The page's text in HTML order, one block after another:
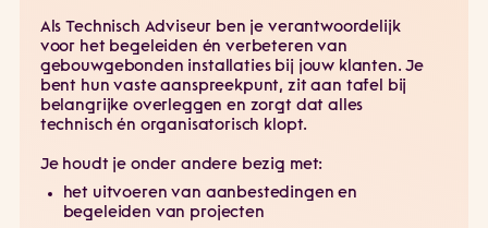
Als Technisch Adviseur ben je verantwoordelijk
voor het begeleiden én verbeteren van
gebouwgebonden installaties bij jouw klanten. Je
bent hun vaste aanspreekpunt, zit aan tafel bij
belangrijke overleggen en zorgt dat alles
technisch én organisatorisch klopt.
Je houdt je onder andere bezig met:
het uitvoeren van aanbestedingen en
begeleiden van projecten